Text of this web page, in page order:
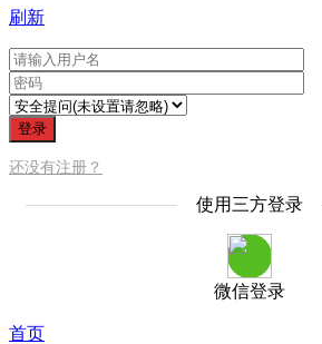
刷新
登录
还没有注册？
使用三方登录
微信登录
首页